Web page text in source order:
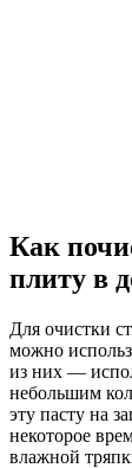
Как
плиту в
Для очистки
можно
из них —
небольшим
эту пасту на
некоторое
влажной